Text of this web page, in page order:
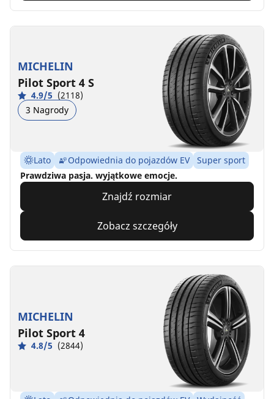
MICHELIN
Pilot Sport 4 S
4.9/5 (2118)
3 Nagrody
Lato Odpowiednia do pojazdów EV
Super sport
Prawdziwa pasja. wyjątkowe emocje.
Znajdź rozmiar
Zobacz szczegóły
MICHELIN
Pilot Sport 4
4.8/5 (2844)